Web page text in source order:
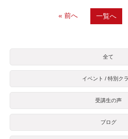
« 前へ 一覧へ
全て
イベント / 特別ク
受講生の声
ブログ